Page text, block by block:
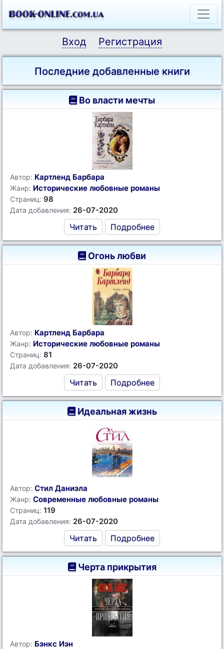
Вход Регистрация
Последние добавленные книги
Во власти мечты
Автор: Картленд Барбара
Жанр: Исторические любовные романы
Страниц: 98
Дата добавления: 26-07-2020
Читать Подробнее
Огонь любви
Автор: Картленд Барбара
Жанр: Исторические любовные романы
Страниц: 81
Дата добавления: 26-07-2020
Читать Подробнее
Идеальная жизнь
Автор: Стил Даниэла
Жанр: Современные любовные романы
Страниц: 119
Дата добавления: 26-07-2020
Читать Подробнее
Черта прикрытия
Автор: Бэнкс Иэн